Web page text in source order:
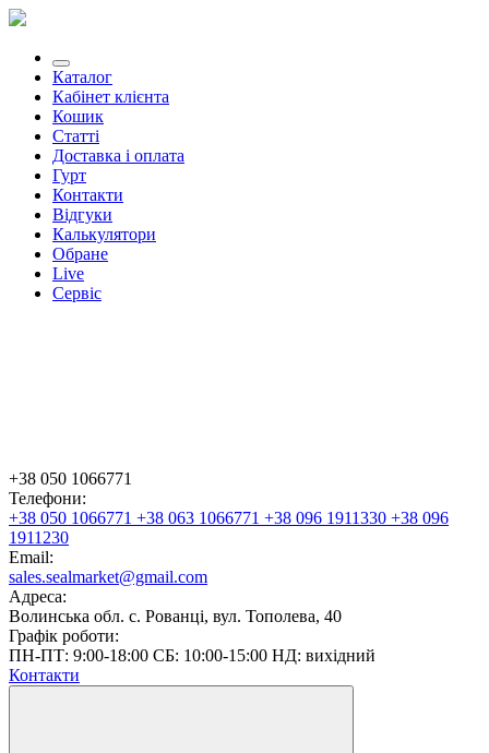
Каталог
Кабінет клієнта
Кошик
Статті
Доставка і оплата
Гурт
Контакти
Відгуки
Калькулятори
Обране
Live
Сервіс
+38 050 1066771
Телефони:
+38 050 1066771 +38 063 1066771 +38 096 1911330 +38 096
1911230
Email:
sales.sealmarket@gmail.com
Адреса:
Волинська обл. с. Рованці, вул. Тополева, 40
Графік роботи:
ПН-ПТ: 9:00-18:00 СБ: 10:00-15:00 НД: вихідний
Контакти